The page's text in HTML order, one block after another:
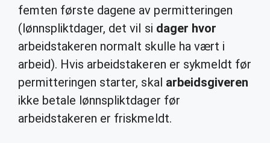
femten første dagene av permitteringen
(lønnspliktdager, det vil si dager hvor
arbeidstakeren normalt skulle ha vært i
arbeid). Hvis arbeidstakeren er sykmeldt før
permitteringen starter, skal arbeidsgiveren
ikke betale lønnspliktdager før
arbeidstakeren er friskmeldt.